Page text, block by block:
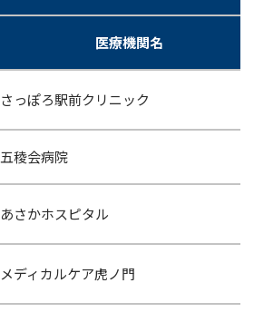
医療機関名
さっぽろ駅前クリニック
五稜会病院
あさかホスピタル
メディカルケア虎ノ門